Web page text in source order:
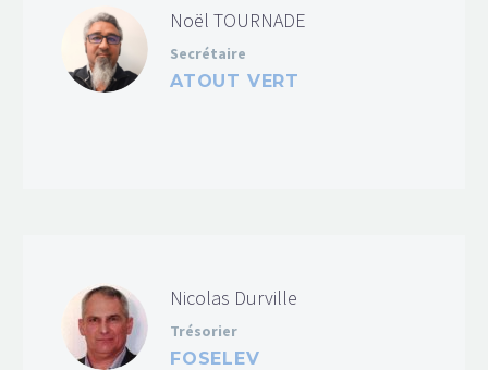
Noël TOURNADE
Secrétaire
ATOUT VERT
Nicolas Durville
Trésorier
FOSELEV